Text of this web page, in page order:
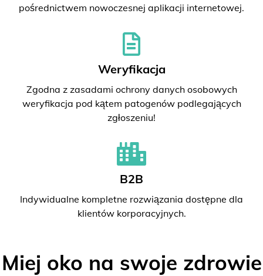
pośrednictwem nowoczesnej aplikacji internetowej.
Weryfikacja
Zgodna z zasadami ochrony danych osobowych
weryfikacja pod kątem patogenów podlegających
zgłoszeniu!
B2B
Indywidualne kompletne rozwiązania dostępne dla
klientów korporacyjnych.
Miej oko na swoje zdrowie